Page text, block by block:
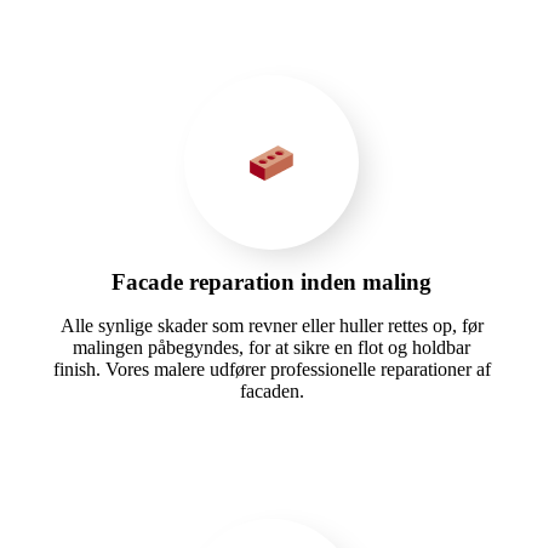
Facade reparation inden maling
Alle synlige skader som revner eller huller rettes op, før
malingen påbegyndes, for at sikre en flot og holdbar
finish. Vores malere udfører professionelle reparationer af
facaden.